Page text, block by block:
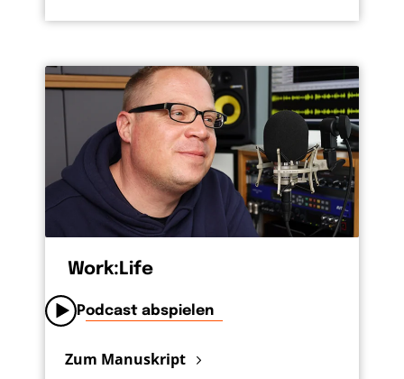
Work:Life
Podcast abspielen
Zum Manuskript